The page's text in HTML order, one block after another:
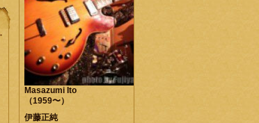
Masazumi Ito
（1959〜）
伊藤正純